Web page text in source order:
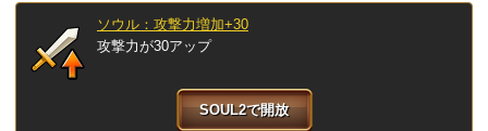
ソウル：攻撃力増加+30
攻撃力が30アップ
SOUL2で開放